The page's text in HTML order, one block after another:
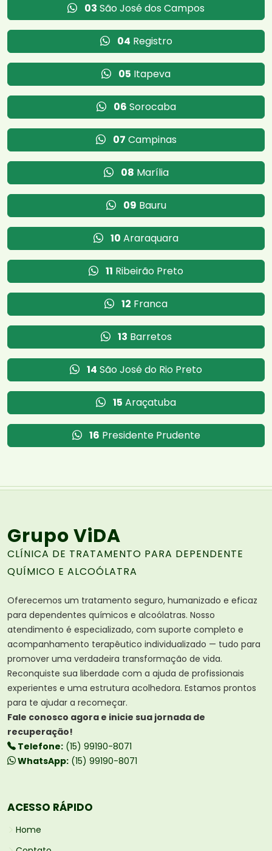
03 São José dos Campos
04 Registro
05 Itapeva
06 Sorocaba
07 Campinas
08 Marília
09 Bauru
10 Araraquara
11 Ribeirão Preto
12 Franca
13 Barretos
14 São José do Rio Preto
15 Araçatuba
16 Presidente Prudente
Grupo ViDA
CLÍNICA DE TRATAMENTO PARA DEPENDENTE
QUÍMICO E ALCOÓLATRA
Oferecemos um tratamento seguro, humanizado e eficaz
para dependentes químicos e alcoólatras. Nosso
atendimento é especializado, com suporte completo e
acompanhamento terapêutico individualizado — tudo para
promover uma verdadeira transformação de vida.
Reconquiste sua liberdade com a ajuda de profissionais
experientes e uma estrutura acolhedora. Estamos prontos
para te ajudar a recomeçar.
Fale conosco agora e inicie sua jornada de
recuperação!
Telefone: (15) 99190-8071
WhatsApp: (15) 99190-8071
ACESSO RÁPIDO
Home